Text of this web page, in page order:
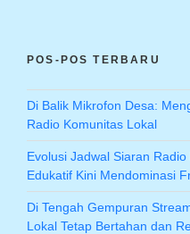
POS-POS TERBARU
Di Balik Mikrofon Desa:
Radio Komunitas Lokal
Evolusi Jadwal Siaran
Edukatif Kini Mendominasi
Di Tengah Gempuran
Lokal Tetap Bertahan dan